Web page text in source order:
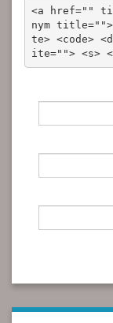
<a href=""
nym
te> <code>
ite=""> <s>